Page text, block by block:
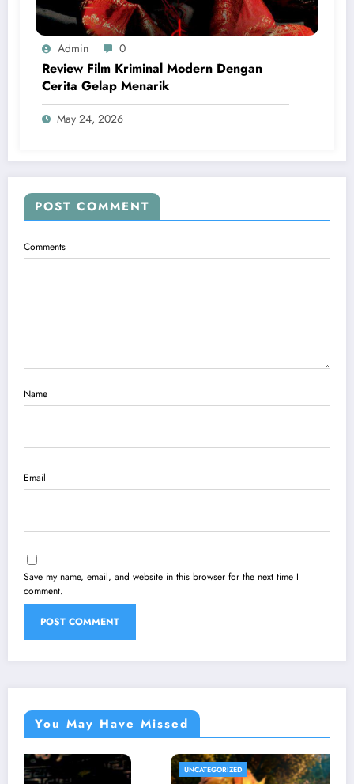
Admin 0
Review Film Kriminal Modern Dengan
Cerita Gelap Menarik
May 24, 2026
POST COMMENT
Comments
Name
Email
Save my name, email, and website in this browser for the next time I
comment.
You May Have Missed
UNCATEGORIZED